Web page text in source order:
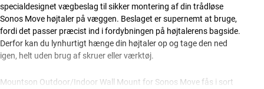
specialdesignet vægbeslag til sikker montering af din trådløse
Sonos Move højtaler på væggen. Beslaget er supernemt at bruge,
fordi det passer præcist ind i fordybningen på højtalerens bagside.
Derfor kan du lynhurtigt hænge din højtaler op og tage den ned
igen, helt uden brug af skruer eller værktøj.
Mountson Outdoor/Indoor Wall Mount for Sonos Move fås i sort